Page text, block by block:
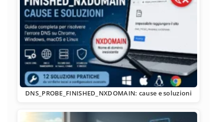
DNS_PROBE_FINISHED_NXDOMAIN: cause e soluzioni